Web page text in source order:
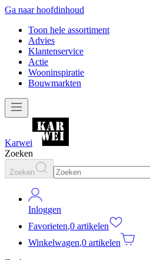
Ga naar hoofdinhoud
Toon hele assortiment
Advies
Klantenservice
Actie
Wooninspiratie
Bouwmarkten
Karwei
Zoeken
Zoeken
Inloggen
Favorieten,0 artikelen
Winkelwagen,0 artikelen